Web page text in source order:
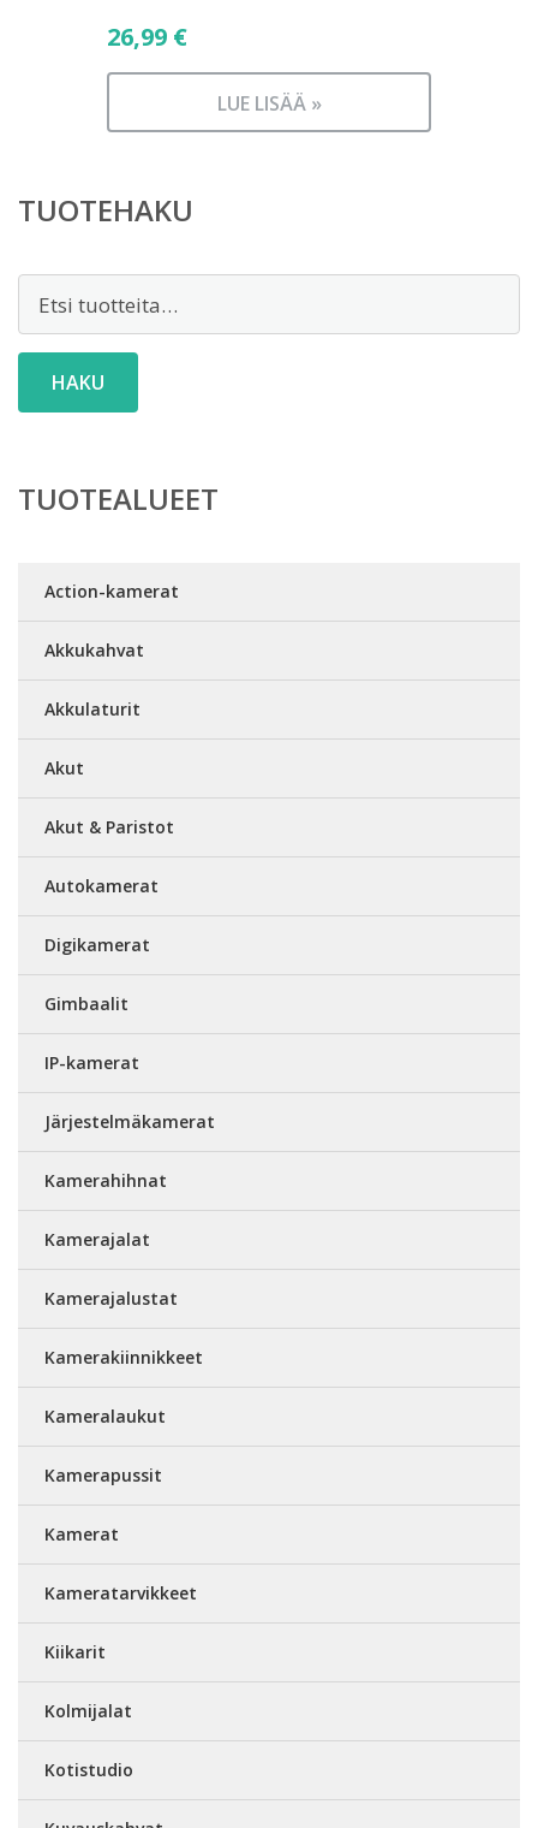
26,99 €
LUE LISÄÄ »
TUOTEHAKU
Etsi:
HAKU
TUOTEALUEET
Action-kamerat
Akkukahvat
Akkulaturit
Akut
Akut & Paristot
Autokamerat
Digikamerat
Gimbaalit
IP-kamerat
Järjestelmäkamerat
Kamerahihnat
Kamerajalat
Kamerajalustat
Kamerakiinnikkeet
Kameralaukut
Kamerapussit
Kamerat
Kameratarvikkeet
Kiikarit
Kolmijalat
Kotistudio